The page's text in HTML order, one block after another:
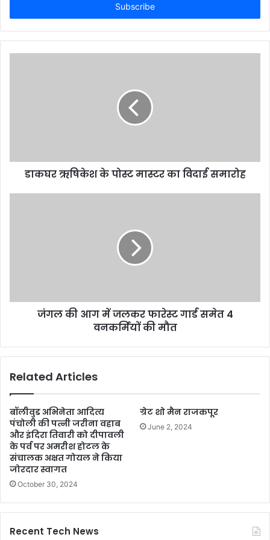
डाकघर ऋषिकेश के पोस्ट मास्टर का विदाई समारोह
जंगल की आग में जलकर फारेस्ट गार्ड समेत 4
वनकर्मियों की मौत
Related Articles
बॉलीवुड अभिनेता आदित्य
पंचोली की पत्नी जरीना वहाब
और इंदिरा तिवारी को दीपावली
के पर्व पर अमरीश होटल के
संचालक अक्षत गोयल ने किया
जोरदार स्वागत
October 30, 2024
ग्रेट शो मैन राजकपूर
June 2, 2024
Recent Tech News